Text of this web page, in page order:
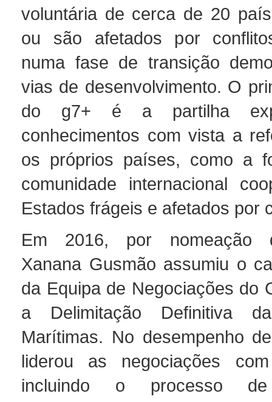
voluntária de cerca de 20
ou são afetados por
numa fase de transição
vias de desenvolvimento. O
do g7+ é a partilha
conhecimentos com vista a
os próprios países, como a
comunidade internacional
Estados frágeis e afetados por
Em 2016, por nomeação
Xanana Gusmão assumiu o
da Equipa de Negociações do
a Delimitação Definitiva
Marítimas. No desempenho
liderou as negociações
incluindo o processo de